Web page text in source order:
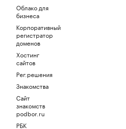
Облако для
бизнеса
Корпоративный
регистратор
доменов
Хостинг
сайтов
Рег.решения
Знакомства
Сайт
знакомств
podbor.ru
РБК